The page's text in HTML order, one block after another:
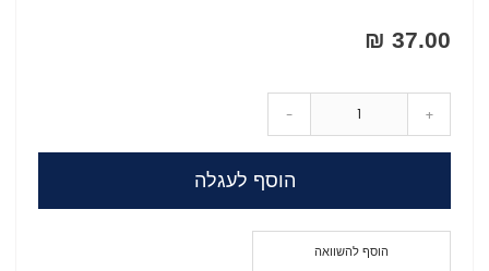
37.00 ₪
- +
הוסף לעגלה
הוסף להשוואה